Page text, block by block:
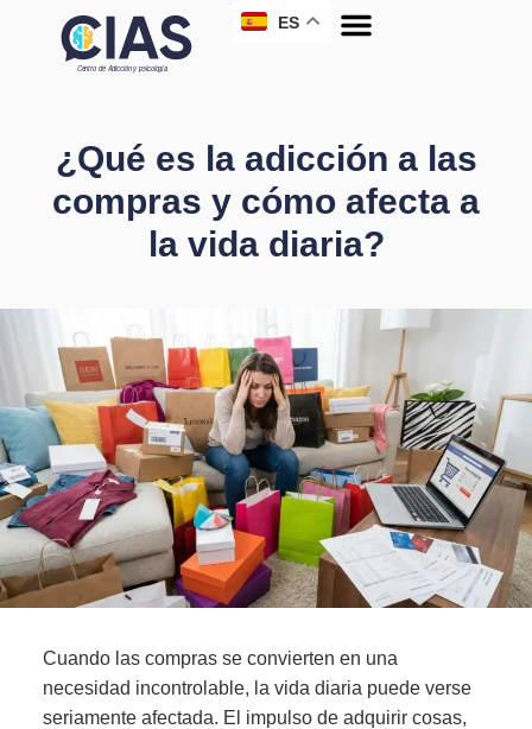
ES
¿Qué es la adicción a las
compras y cómo afecta a
la vida diaria?
Cuando las compras se convierten en una
necesidad incontrolable, la vida diaria puede verse
seriamente afectada. El impulso de adquirir cosas,